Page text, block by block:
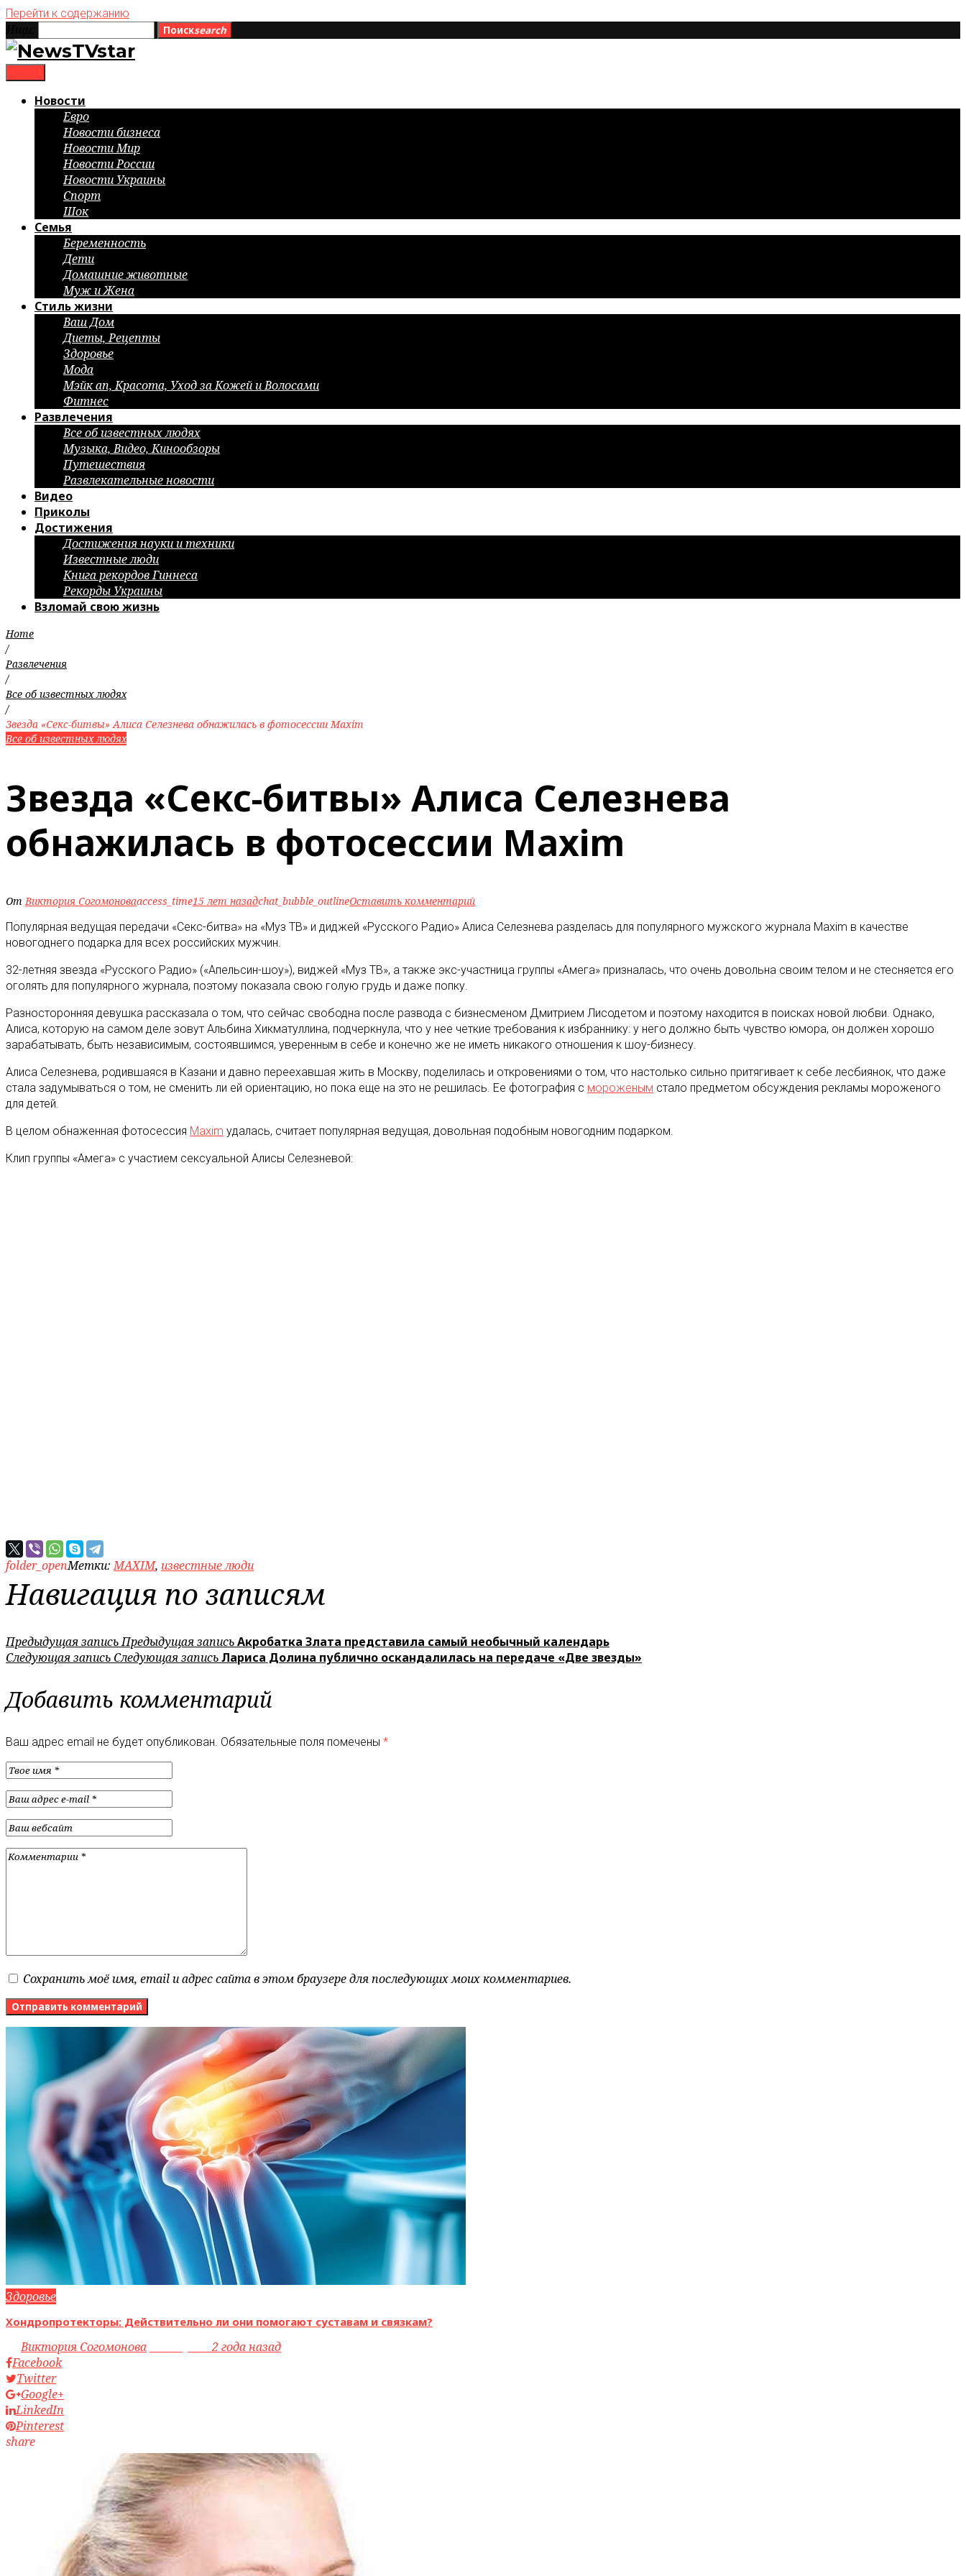
Перейти к содержанию
Поискsearch
Новости
Евро
Новости бизнеса
Новости Мир
Новости России
Новости Украины
Спорт
Шок
Семья
Беременность
Дети
Домашние животные
Муж и Жена
Стиль жизни
Ваш Дом
Диеты, Рецепты
Здоровье
Мода
Мэйк ап, Красота, Уход за Кожей и Волосами
Фитнес
Развлечения
Все об известных людях
Музыка, Видео, Кинообзоры
Путешествия
Развлекательные новости
Видео
Приколы
Достижения
Достижения науки и техники
Известные люди
Книга рекордов Гиннеса
Рекорды Украины
Взломай свою жизнь
Home
/
Развлечения
/
Все об известных людях
/
Звезда «Секс-битвы» Алиса Селезнева обнажилась в фотосессии Maxim
Все об известных людях
Звезда «Секс-битвы» Алиса Селезнева
обнажилась в фотосессии Maxim
ОтВиктория Согомоноваaccess_time15 лет назадchat_bubble_outlineОставить комментарий
Популярная ведущая передачи «Секс-битва» на «Муз ТВ» и диджей «Русского Радио» Алиса Селезнева разделась для популярного мужского журнала Maxim в качестве
новогоднего подарка для всех российских мужчин.
32-летняя звезда «Русского Радио» («Апельсин-шоу»), виджей «Муз ТВ», а также экс-участница группы «Амега» призналась, что очень довольна своим телом и не стесняется его
оголять для популярного журнала, поэтому показала свою голую грудь и даже попку.
Разносторонняя девушка рассказала о том, что сейчас свободна после развода с бизнесменом Дмитрием Лисодетом и поэтому находится в поисках новой любви. Однако,
Алиса, которую на самом деле зовут Альбина Хикматуллина, подчеркнула, что у нее четкие требования к избраннику: у него должно быть чувство юмора, он должен хорошо
зарабатывать, быть независимым, состоявшимся, уверенным в себе и конечно же не иметь никакого отношения к шоу-бизнесу.
Алиса Селезнева, родившаяся в Казани и давно переехавшая жить в Москву, поделилась и откровениями о том, что настолько сильно притягивает к себе лесбиянок, что даже
стала задумываться о том, не сменить ли ей ориентацию, но пока еще на это не решилась. Ее фотография с мороженым стало предметом обсуждения рекламы мороженого
для детей.
В целом обнаженная фотосессия Maxim удалась, считает популярная ведущая, довольная подобным новогодним подарком.
Клип группы «Амега» с участием сексуальной Алисы Селезневой:
folder_openМетки:MAXIM, известные люди
Навигация по записям
Предыдущая записьПредыдущая записьАкробатка Злата представила самый необычный календарь
Следующая запись Следующая записьЛариса Долина публично оскандалилась на передаче «Две звезды»
Добавить комментарий
Ваш адрес email не будет опубликован. Обязательные поля помечены *
Сохранить моё имя, email и адрес сайта в этом браузере для последующих моих комментариев.
Здоровье
Хондропротекторы: Действительно ли они помогают суставам и связкам?
byВиктория Согомонова access_time2 года назад
Facebook
Twitter
Google+
LinkedIn
Pinterest
share